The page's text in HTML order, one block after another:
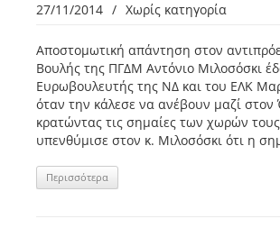
27/11/2014 / Χωρίς κατηγορία
Αποστομωτική απάντηση στον
Βουλής της ΠΓΔΜ Αντόνιο Μιλοσόσκι
Ευρωβουλευτής της ΝΔ και του ΕΛΚ
όταν την κάλεσε να ανέβουν μαζί
κρατώντας τις σημαίες των χωρών
υπενθύμισε στον κ. Μιλοσόσκι ότι η
Περισσότερα